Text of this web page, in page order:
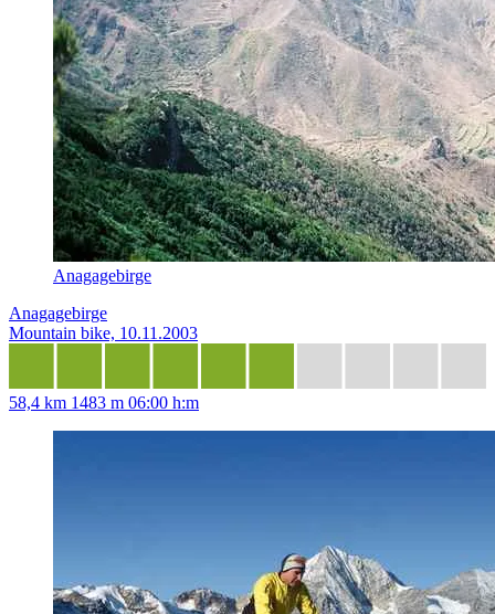
Anagagebirge
Anagagebirge
Mountain bike, 10.11.2003
58,4 km 1483 m 06:00 h:m